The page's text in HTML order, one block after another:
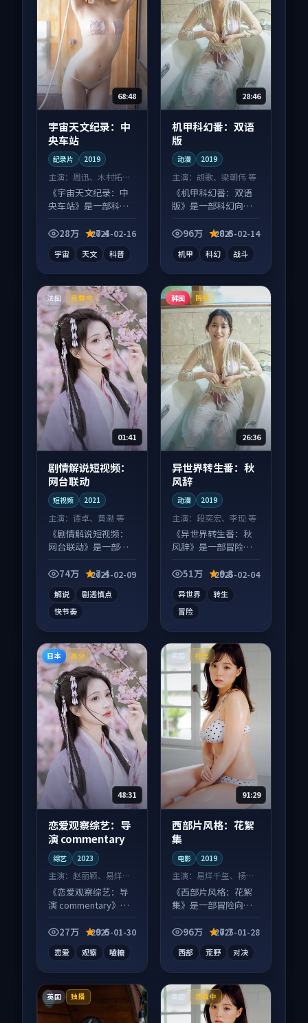
68:48
宇宙天文纪录：中
央车站
纪录片 2019
主演： 周迅、木村拓哉
等
《宇宙天文纪录：中
央车站》是一部科幻
叙事并行，细节值得
28万 7.4
2025-02-16
宇宙 天文 科普
28:46
机甲科幻番：双语
版
动漫 2019
主演： 胡歌、梁朝伟 等
《机甲科幻番：双语
版》是一部科幻向动
错过，字幕区常有惊
96万 8.6
2025-02-14
机甲 科幻 战斗
法国 连载中
01:41
剧情解说短视频：
网台联动
短视频 2021
主演： 谭卓、黄渤 等
《剧情解说短视频：
网台联动》是一部悬
面质感在线，配乐与
74万 7.4
2025-02-09
解说
剧透慎点
快节奏
韩国 院线
26:36
异世界转生番：秋
风辞
动漫 2019
主演：段奕宏、李现 等
《异世界转生番：秋
风辞》是一部冒险向
并行，细节值得二刷
51万 9.8
2025-02-04
异世界
转生
冒险
日本 高分
48:31
恋爱观察综艺：导
演 commentary
综艺 2023
主演： 赵丽颖、易烊千
玺 等
《恋爱观察综艺：导
演 commentary》是
品，片尾彩蛋别错
喜。
27万 9.6
2025-01-30
恋爱 观察 嗑糖
美国 杜比
91:29
西部片风格：花絮
集
电影 2019
主演： 易烊千玺、杨紫
等
《西部片风格：花絮
集》是一部冒险向电
错过，字幕区常有惊
96万 7.7
2025-01-28
西部 荒野 对决
英国 独播 美国 连载中